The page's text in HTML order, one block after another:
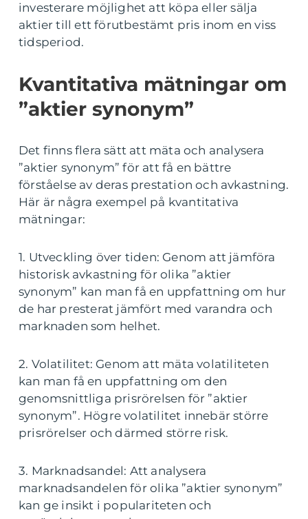
investerare möjlighet att köpa eller sälja
aktier till ett förutbestämt pris inom en viss
tidsperiod.
Kvantitativa mätningar om
”aktier synonym”
Det finns flera sätt att mäta och analysera
”aktier synonym” för att få en bättre
förståelse av deras prestation och avkastning.
Här är några exempel på kvantitativa
mätningar:
1. Utveckling över tiden: Genom att jämföra
historisk avkastning för olika ”aktier
synonym” kan man få en uppfattning om hur
de har presterat jämfört med varandra och
marknaden som helhet.
2. Volatilitet: Genom att mäta volatiliteten
kan man få en uppfattning om den
genomsnittliga prisrörelsen för ”aktier
synonym”. Högre volatilitet innebär större
prisrörelser och därmed större risk.
3. Marknadsandel: Att analysera
marknadsandelen för olika ”aktier synonym”
kan ge insikt i populariteten och